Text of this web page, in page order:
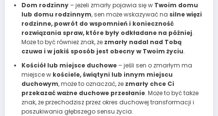
Dom rodzinny– jeżeli zmarły pojawia się w Twoim domu
lub domu rodzinnym, sen może wskazywać na silne więzi
rodzinne, powrót do wspomnień i konieczność
rozwiązania spraw, które były odkładane na później.
Może to być również znak, że zmarły nadal nad Tobą
czuwa i w jakiś sposób jest obecny w Twoim życiu.
Kościół lub miejsce duchowe– jeśli sen o zmarłym ma
miejsce w kościele, świątyni lub innym miejscu
duchowym, może to oznaczać, że zmarły chce Ci
przekazać ważne duchowe przesłanie. Może to być także
znak, że przechodzisz przez okres duchowej transformacji i
poszukiwania głębszego sensu życia.